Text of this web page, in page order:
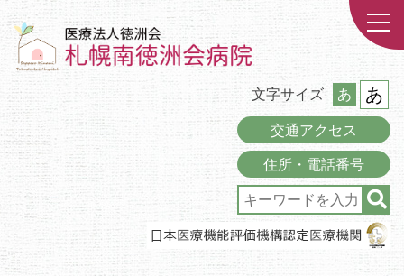
文字サイズ あ あ
交通アクセス
住所・電話番号